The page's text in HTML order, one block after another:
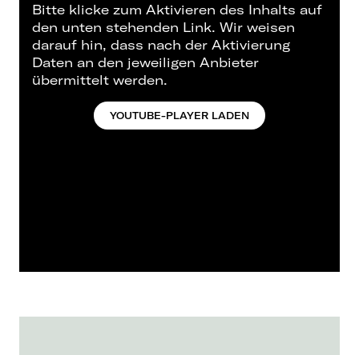
Bitte klicke zum Aktivieren des Inhalts auf
den unten stehenden Link. Wir weisen
darauf hin, dass nach der Aktivierung
Daten an den jeweiligen Anbieter
übermittelt werden.
YOUTUBE-PLAYER LADEN